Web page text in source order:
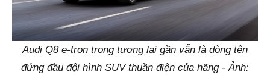
Audi Q8 e-tron trong tương lai gần vẫn là dòng tên
đứng đầu đội hình SUV thuần điện của hãng - Ảnh: